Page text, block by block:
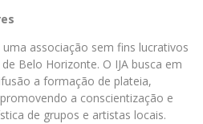
uma associação sem fins lucrativos
Belo Horizonte. O IJA busca em
a formação de plateia,
a conscientização e
de grupos e artistas locais.